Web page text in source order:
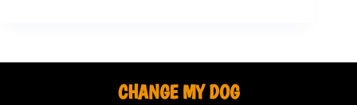
CHANGE MY DOG